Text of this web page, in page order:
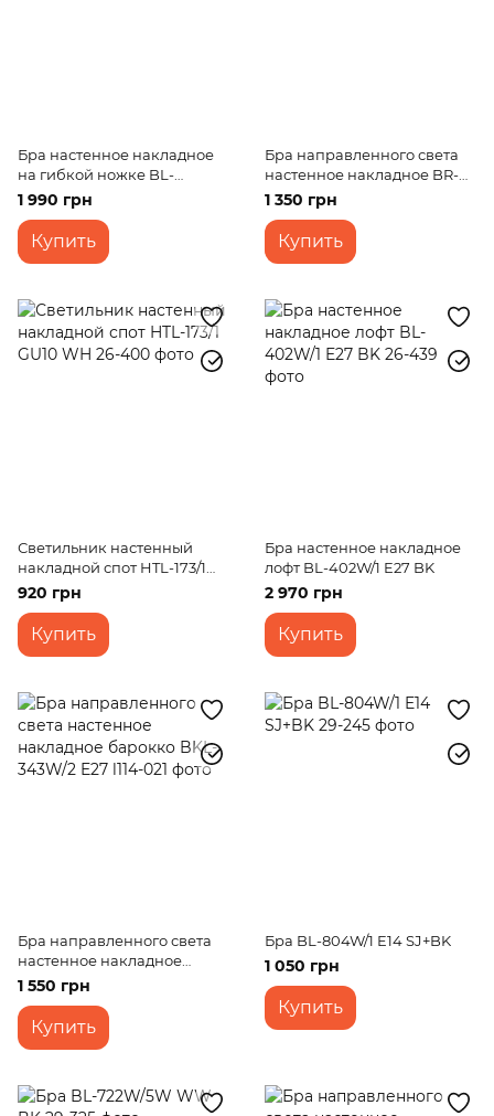
Бра настенное накладное
на гибкой ножке BL-
423WQ/3 E14 WH
1 990 грн
Купить
Бра направленного света
настенное накладное BR-01
468W/1 E14 SN
1 350 грн
Купить
Светильник настенный
накладной спот HTL-173/1
GU10 WH
920 грн
Купить
Бра настенное накладное
лофт BL-402W/1 E27 BK
2 970 грн
Купить
Бра направленного света
настенное накладное
барокко BKL-343W/2 E27
1 550 грн
Купить
Бра BL-804W/1 E14 SJ+BK
1 050 грн
Купить